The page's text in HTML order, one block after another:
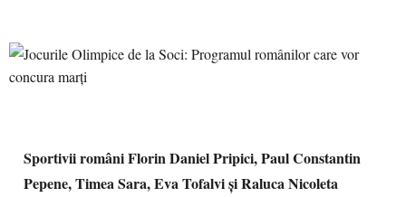
Sportivii români Florin Daniel Pripici, Paul Constantin
Pepene, Timea Sara, Eva Tofalvi şi Raluca Nicoleta